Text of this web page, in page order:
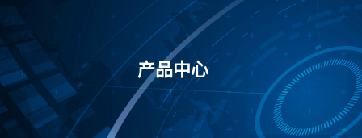
产品中心